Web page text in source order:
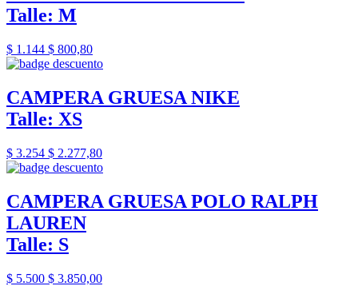
Talle: M
$ 1.144 $ 800,80
CAMPERA GRUESA NIKE
Talle: XS
$ 3.254 $ 2.277,80
CAMPERA GRUESA POLO RALPH
LAUREN
Talle: S
$ 5.500 $ 3.850,00